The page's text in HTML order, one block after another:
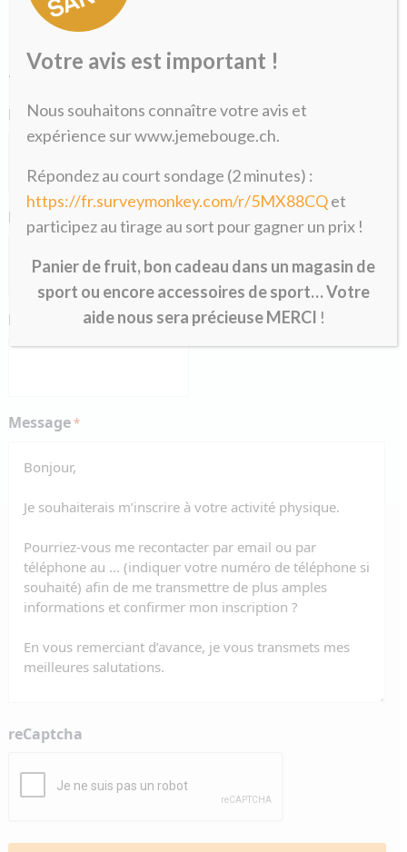
Formulaire de pré-inscription
«
» indique les champs nécessaires
Nom*
Prénom *
E-mail
Message*
reCaptcha
Votre avis est important !
Nous souhaitons connaître votre avis et
expérience sur www.jemebouge.ch.
Répondez au court sondage (2 minutes) :
https://fr.surveymonkey.com/r/5MX88CQet
participez au tirage au sort pour gagner un prix !
Panier de fruit, bon cadeau dans un magasin de
sport ou encore accessoires de sport… Votre
aide nous sera précieuse MERCI !